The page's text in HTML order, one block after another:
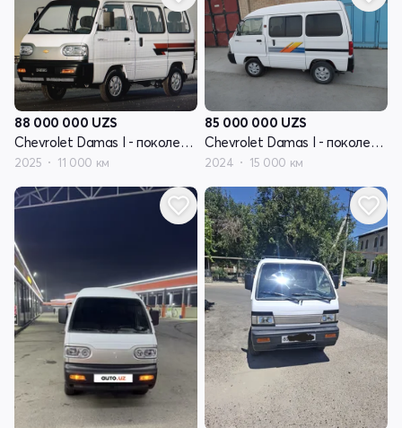
88 000 000 UZS
Chevrolet Damas I - поколение
2025 11 000 км
85 000 000 UZS
Chevrolet Damas I - поколение
2024 15 000 км